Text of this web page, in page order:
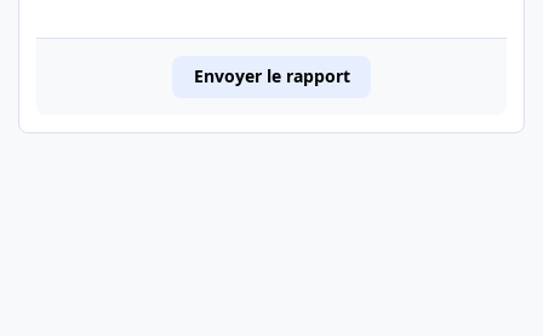
Envoyer le rapport